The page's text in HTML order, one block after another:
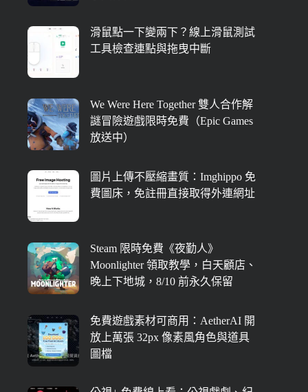
滑鼠點一下變兩下？線上滑鼠測試
工具檢查連點與拖曳中斷
We Were Here Together 雙人合作解
謎冒險遊戲限時免費（Epic Games
放送中）
圖片上傳不壓縮畫質：Imghippo 免
費圖床，免註冊直接取得外連網址
Steam 限時免費《夜勤人》
Moonlighter 領取教學，白天顧店、
晚上下地城，8/10 前永久保留
免費遊戲素材可商用：AetherAI 開
放上萬張 32px 像素風角色與道具
圖檔